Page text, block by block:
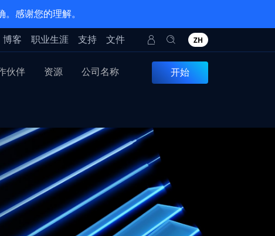
感谢您的理解。
博客 职业生涯 支持 文件 ZH
伙伴 资源 公司名称 开始